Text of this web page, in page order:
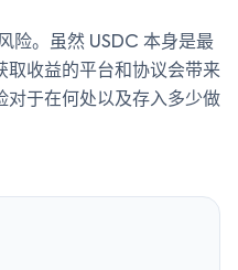
险。虽然 USDC 本身是最
取收益的平台和协议会带来
对于在何处以及存入多少做